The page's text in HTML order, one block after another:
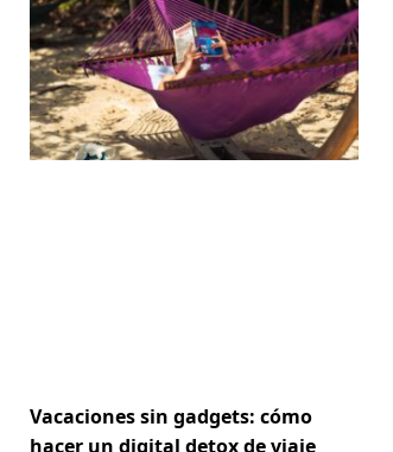
Vacaciones sin gadgets: cómo
hacer un digital detox de viaje